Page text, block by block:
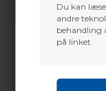
Du kan
andre
behandling
på linket.
Martin Damsbo
SEND